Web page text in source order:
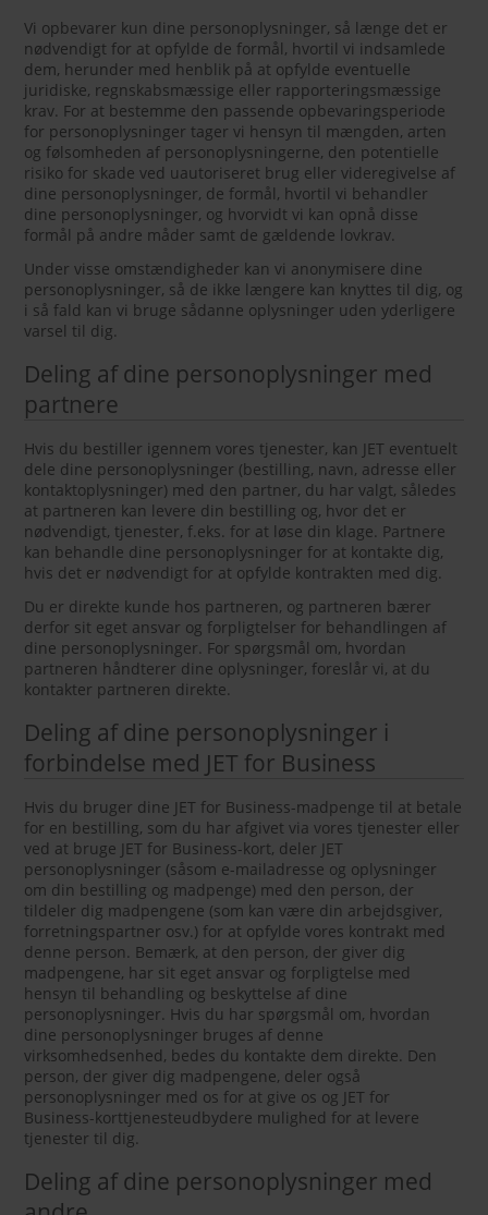
Vi opbevarer kun dine personoplysninger, så længe det er
nødvendigt for at opfylde de formål, hvortil vi indsamlede
dem, herunder med henblik på at opfylde eventuelle
juridiske, regnskabsmæssige eller rapporteringsmæssige
krav. For at bestemme den passende opbevaringsperiode
for personoplysninger tager vi hensyn til mængden, arten
og følsomheden af personoplysningerne, den potentielle
risiko for skade ved uautoriseret brug eller videregivelse af
dine personoplysninger, de formål, hvortil vi behandler
dine personoplysninger, og hvorvidt vi kan opnå disse
formål på andre måder samt de gældende lovkrav.
Under visse omstændigheder kan vi anonymisere dine
personoplysninger, så de ikke længere kan knyttes til dig, og
i så fald kan vi bruge sådanne oplysninger uden yderligere
varsel til dig.
Deling af dine personoplysninger med
partnere
Hvis du bestiller igennem vores tjenester, kan JET eventuelt
dele dine personoplysninger (bestilling, navn, adresse eller
kontaktoplysninger) med den partner, du har valgt, således
at partneren kan levere din bestilling og, hvor det er
nødvendigt, tjenester, f.eks. for at løse din klage. Partnere
kan behandle dine personoplysninger for at kontakte dig,
hvis det er nødvendigt for at opfylde kontrakten med dig.
Du er direkte kunde hos partneren, og partneren bærer
derfor sit eget ansvar og forpligtelser for behandlingen af
dine personoplysninger. For spørgsmål om, hvordan
partneren håndterer dine oplysninger, foreslår vi, at du
kontakter partneren direkte.
Deling af dine personoplysninger i
forbindelse med JET for Business
Hvis du bruger dine JET for Business-madpenge til at betale
for en bestilling, som du har afgivet via vores tjenester eller
ved at bruge JET for Business-kort, deler JET
personoplysninger (såsom e-mailadresse og oplysninger
om din bestilling og madpenge) med den person, der
tildeler dig madpengene (som kan være din arbejdsgiver,
forretningspartner osv.) for at opfylde vores kontrakt med
denne person. Bemærk, at den person, der giver dig
madpengene, har sit eget ansvar og forpligtelse med
hensyn til behandling og beskyttelse af dine
personoplysninger. Hvis du har spørgsmål om, hvordan
dine personoplysninger bruges af denne
virksomhedsenhed, bedes du kontakte dem direkte. Den
person, der giver dig madpengene, deler også
personoplysninger med os for at give os og JET for
Business-korttjenesteudbydere mulighed for at levere
tjenester til dig.
Deling af dine personoplysninger med